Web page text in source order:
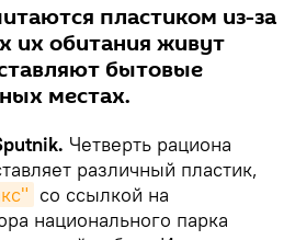
пластиком из-за
их обитания живут
бытовые
местах.
Четверть рациона
различный пластик,
со ссылкой на
национального парка